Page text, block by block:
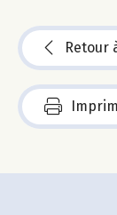
Retour